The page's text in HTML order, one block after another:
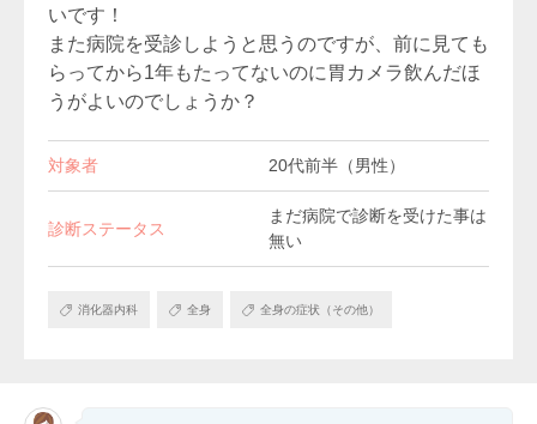
いです！
また病院を受診しようと思うのですが、前に見ても
らってから1年もたってないのに胃カメラ飲んだほ
うがよいのでしょうか？
対象者 20代前半（男性）
診断ステータス
まだ病院で診断を受けた事は
無い
消化器内科 全身 全身の症状（その他）